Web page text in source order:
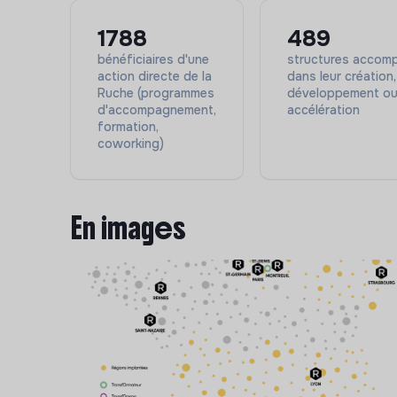
🚀 Processus de
Un appel téléphonique
1788
bénéficiaires d'une
action directe de la
Ruche (programmes
d'accompagnement,
formation,
coworking)
489
structures
dans leur création,
développement ou
accélération
En images